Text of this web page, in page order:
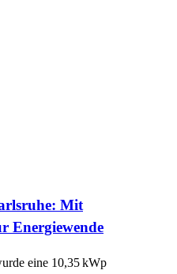
Mit
Energiewende
eine 10,35 kWp